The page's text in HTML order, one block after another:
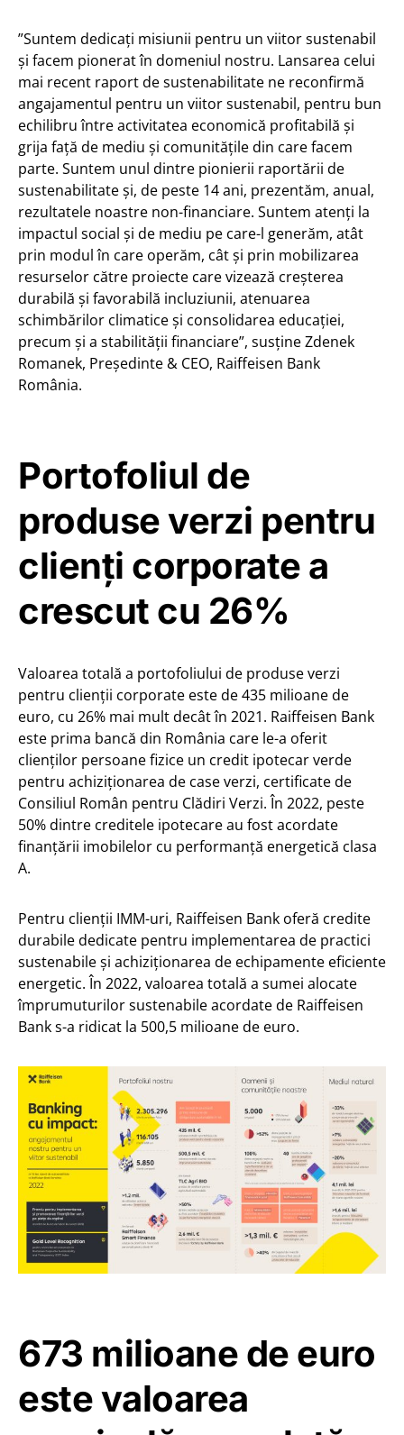
”Suntem dedicați misiunii pentru un viitor sustenabil
și facem pionerat în domeniul nostru. Lansarea celui
mai recent raport de sustenabilitate ne reconfirmă
angajamentul pentru un viitor sustenabil, pentru bun
echilibru între activitatea economică profitabilă și
grija față de mediu și comunitățile din care facem
parte. Suntem unul dintre pionierii raportării de
sustenabilitate și, de peste 14 ani, prezentăm, anual,
rezultatele noastre non-financiare. Suntem atenți la
impactul social și de mediu pe care-l generăm, atât
prin modul în care operăm, cât și prin mobilizarea
resurselor către proiecte care vizează creşterea
durabilă şi favorabilă incluziunii, atenuarea
schimbărilor climatice și consolidarea educației,
precum și a stabilităţii financiare”, susține Zdenek
Romanek, Președinte & CEO, Raiffeisen Bank
România.
Portofoliul de
produse verzi pentru
clienți corporate a
crescut cu 26%
Valoarea totală a portofoliului de produse verzi
pentru clienții corporate este de 435 milioane de
euro, cu 26% mai mult decât în 2021. Raiffeisen Bank
este prima bancă din România care le-a oferit
clienţilor persoane fizice un credit ipotecar verde
pentru achiziţionarea de case verzi, certificate de
Consiliul Român pentru Clădiri Verzi. În 2022, peste
50% dintre creditele ipotecare au fost acordate
finanțării imobilelor cu performanță energetică clasa
A.
Pentru clienţii IMM-uri, Raiffeisen Bank oferă credite
durabile dedicate pentru implementarea de practici
sustenabile și achiziționarea de echipamente eficiente
energetic. În 2022, valoarea totală a sumei alocate
împrumuturilor sustenabile acordate de Raiffeisen
Bank s-a ridicat la 500,5 milioane de euro.
673 milioane de euro
este valoarea